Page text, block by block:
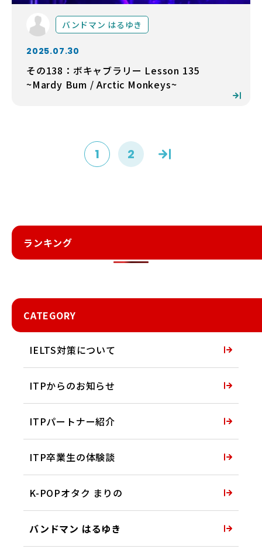
バンドマン はるゆき
2025.07.30
その138：ボキャブラリー Lesson 135
~Mardy Bum / Arctic Monkeys~
1 2
ランキング
CATEGORY
IELTS対策について
ITPからのお知らせ
ITPパートナー紹介
ITP卒業生の体験談
K-POPオタク まりの
バンドマン はるゆき